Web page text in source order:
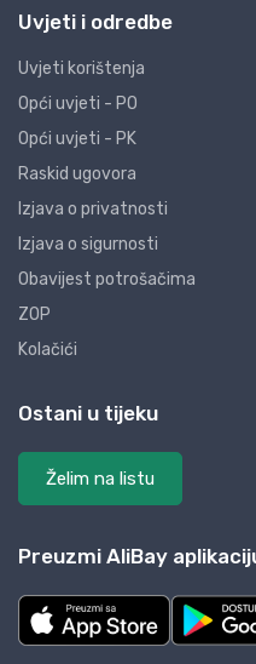
Uvjeti i odredbe
Uvjeti korištenja
Opći uvjeti - PO
Opći uvjeti - PK
Raskid ugovora
Izjava o privatnosti
Izjava o sigurnosti
Obavijest potrošačima
ZOP
Kolačići
Ostani u tijeku
Želim na listu
Preuzmi AliBay